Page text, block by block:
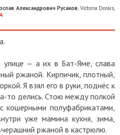
Александрович Русаков Victoria Dorais
улице — а их в Бат-Яме, слава
ржаной. Кирпичик, плотный,
Я взял его в руки, поднёс к
то делись. Стою между полкой
кошерными полуфабрикатами,
уже мамина кухня, зима,
ржаной в кастрюлю.